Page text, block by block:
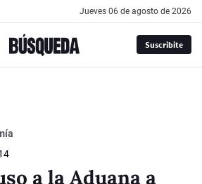
jueves 06 de agosto de 2026
Suscribite
a la Aduana a